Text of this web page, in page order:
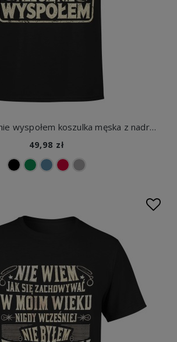
Społem ale się nie wyspołem koszulka męska z nadrukiem
49,98 zł